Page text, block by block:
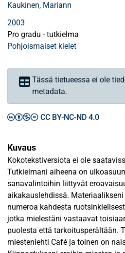
Kaukinen, Mariann
2003
Pro gradu - tutkielma
Pohjoismaiset kielet
Tässä tietueessa ei ole
metadata.
CC BY-NC-ND 4.0
Kuvaus
Kokotekstiversiota ei ole
Tutkielmani aiheena on
sanavalintoihin liittyvät
aikakauslehdissä.
numeroa kahdesta
jotka mielestäni vastaavat
puolesta että tarkoitusperältään.
miestenlehti Café ja toinen on